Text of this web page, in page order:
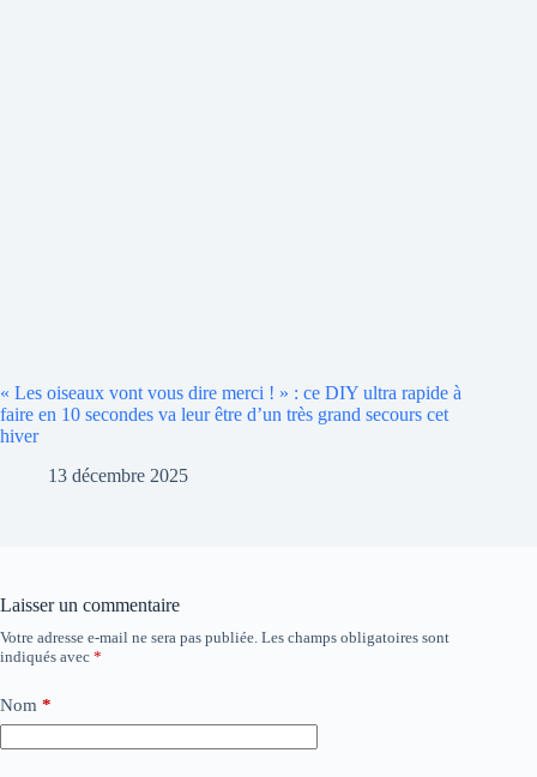
« Les oiseaux vont vous dire merci ! » : ce DIY ultra rapide à
faire en 10 secondes va leur être d’un très grand secours cet
hiver
13 décembre 2025
Laisser un commentaire
Votre adresse e-mail ne sera pas publiée. Les champs obligatoires sont
indiqués avec *
Nom *